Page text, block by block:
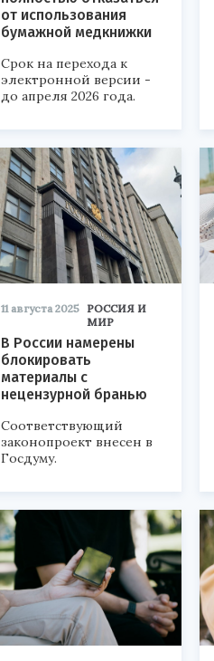
от использования
бумажной медкнижки
Срок на перехода к
электронной версии -
до апреля 2026 года.
11 августа 2025 РОССИЯ И
МИР
В России намерены
блокировать
материалы с
нецензурной бранью
Соответствующий
законопроект внесен в
Госдуму.